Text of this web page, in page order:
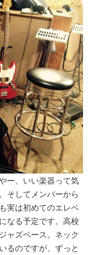
ー、いい楽器って気
そしてメンバーから
実は初めてのエレベ
なる予定です。高校
ャズベース。ネック
るのですが、ずっと